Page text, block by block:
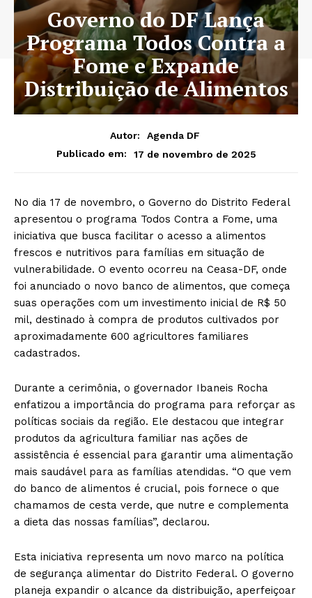
Governo do DF Lança
Programa Todos Contra a
Fome e Expande
Distribuição de Alimentos
Autor:
Agenda DF
Publicado em:
17 de novembro de 2025
No dia 17 de novembro, o Governo do Distrito Federal
apresentou o programa Todos Contra a Fome, uma
iniciativa que busca facilitar o acesso a alimentos
frescos e nutritivos para famílias em situação de
vulnerabilidade. O evento ocorreu na Ceasa-DF, onde
foi anunciado o novo banco de alimentos, que começa
suas operações com um investimento inicial de R$ 50
mil, destinado à compra de produtos cultivados por
aproximadamente 600 agricultores familiares
cadastrados.
Durante a cerimônia, o governador Ibaneis Rocha
enfatizou a importância do programa para reforçar as
políticas sociais da região. Ele destacou que integrar
produtos da agricultura familiar nas ações de
assistência é essencial para garantir uma alimentação
mais saudável para as famílias atendidas. “O que vem
do banco de alimentos é crucial, pois fornece o que
chamamos de cesta verde, que nutre e complementa
a dieta das nossas famílias”, declarou.
Esta iniciativa representa um novo marco na política
de segurança alimentar do Distrito Federal. O governo
planeja expandir o alcance da distribuição, aperfeiçoar